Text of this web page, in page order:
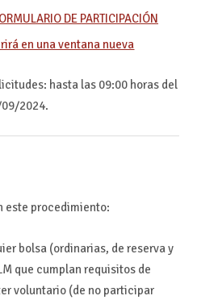
DE PARTICIPACIÓN
hasta las 09:00 horas del
2024.
este procedimiento:
bolsa (ordinarias, de reserva y
que cumplan requisitos de
voluntario (de no participar